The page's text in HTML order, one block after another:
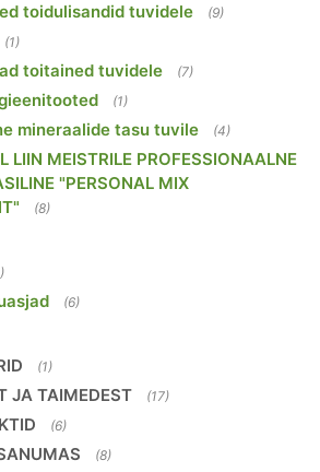
toidulisandid tuvidele (9)
(1)
toitained tuvidele (7)
(1)
mineraalide tasu tuvile (4)
LIIN MEISTRILE PROFESSIONAALNE
"PERSONAL MIX
(8)
(6)
(1)
JA TAIMEDEST (17)
(6)
(8)